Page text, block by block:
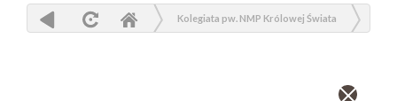
Kolegiata pw. NMP Królowej Świata
Zamknij